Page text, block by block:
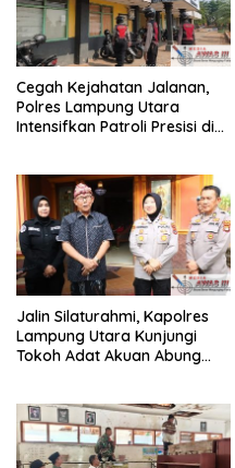
Cegah Kejahatan Jalanan,
Polres Lampung Utara
Intensifkan Patroli Presisi di
Jalin Silaturahmi, Kapolres
Lampung Utara Kunjungi
Tokoh Adat Akuan Abung